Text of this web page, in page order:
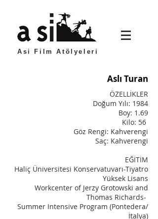
Asi Film Atölyeleri
Aslı Turan
ÖZELLİKLER
Doğum Yılı: 1984
Boy: 1.69
Kilo: 56
Göz Rengi: Kahverengi
Saç: Kahverengi
EĞİTİM
Haliç Üniversitesi Konservatuvarı-Tiyatro
Yüksek Lisans
Workcenter of Jerzy Grotowski and
Thomas Richards-
Summer Intensive Program (Pontedera/
İtalya)